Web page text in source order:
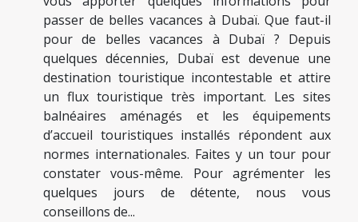
passer de belles vacances à Dubaï. Que faut-il
pour de belles vacances à Dubaï ? Depuis
quelques décennies, Dubaï est devenue une
destination touristique incontestable et attire
un flux touristique très important. Les sites
balnéaires aménagés et les équipements
d’accueil touristiques installés répondent aux
normes internationales. Faites y un tour pour
constater vous-même. Pour agrémenter les
quelques jours de détente, nous vous
conseillons de...